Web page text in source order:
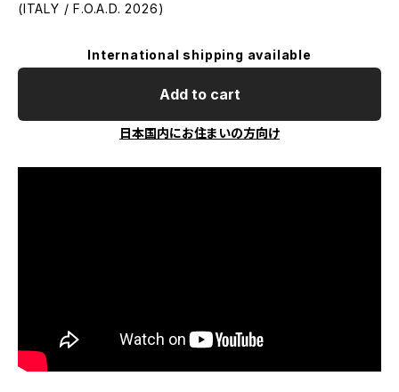
(ITALY / F.O.A.D. 2026)
International shipping available
Add to cart
日本国内にお住まいの方向け